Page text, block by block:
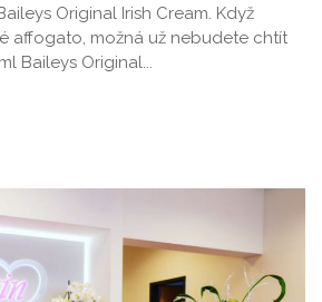
Original Irish Cream. Když
affogato, možná už nebudete chtít
Baileys Original...